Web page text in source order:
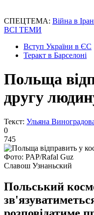
СПЕЦТЕМА: Війна в
ВСІ ТЕМИ
Вступ України в ЄС
Теракт в Барселоні
Польща
другу
Текст: Ульяна
0
745
Фото: PAP/Rafal Guz
Славош Узнаньский
Польський